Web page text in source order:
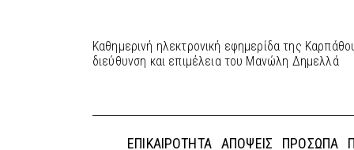
Καθημερινή ηλεκτρονική εφημερίδα της
διεύθυνση και επιμέλεια του Μανώλη Δημελλά
ΕΠΙΚΑΙΡΌΤΗΤΑ ΑΠΌΨΕΙΣ ΠΡΌΣΩΠΑ